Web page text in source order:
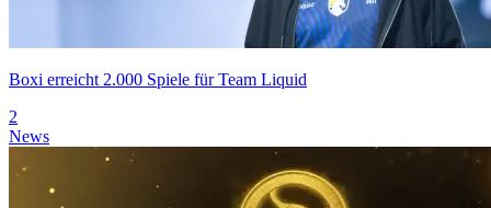
Boxi erreicht 2.000 Spiele für Team Liquid
2
News